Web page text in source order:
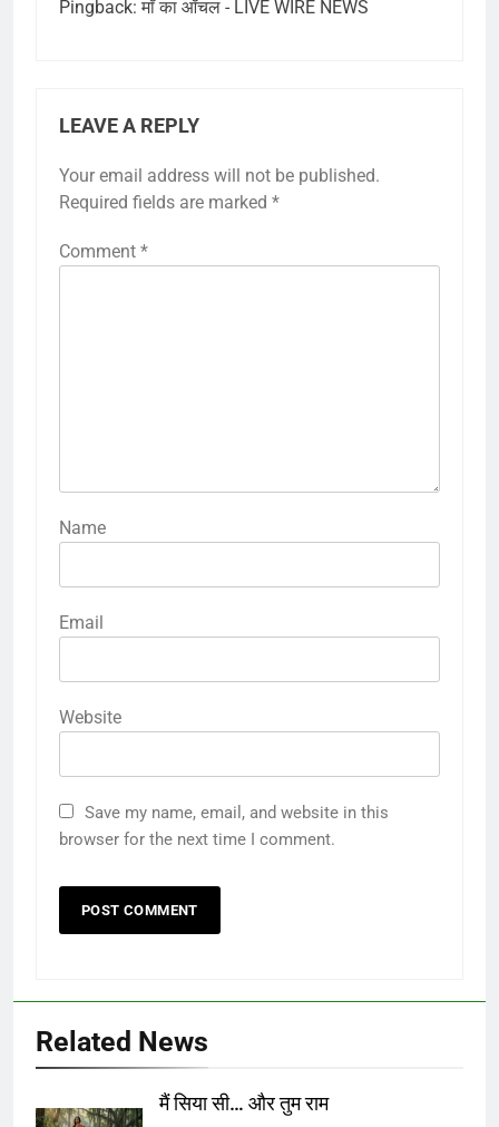
Pingback:माँ का आँचल - LIVE WIRE NEWS
LEAVE A REPLY
Your email address will not be published.
Required fields are marked *
Comment *
Name
Email
Website
Save my name, email, and website in this
browser for the next time I comment.
Related News
मैं सिया सी… और तुम राम